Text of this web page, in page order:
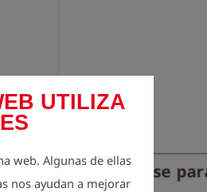
UTILIZA
web. Algunas de ellas
nos ayudan a mejorar
lockRegístrese